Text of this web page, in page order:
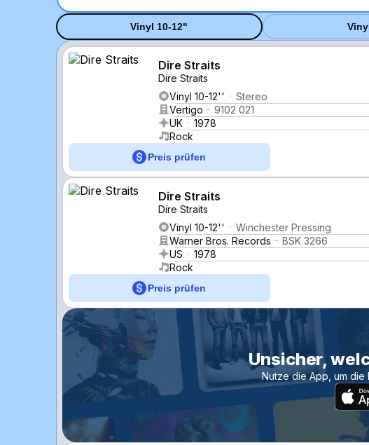
Vinyl 10-12"
Dire Straits
Dire Straits
Vinyl 10-12''
Stereo
Vertigo
9102 021
UK
1978
Rock
Preis prüfen
Dire Straits
Dire Straits
Vinyl 10-12''
Winchester Pressing
Warner Bros. Records
BSK 3266
US
1978
Rock
Preis prüfen
Unsicher,
Nutze die App, um